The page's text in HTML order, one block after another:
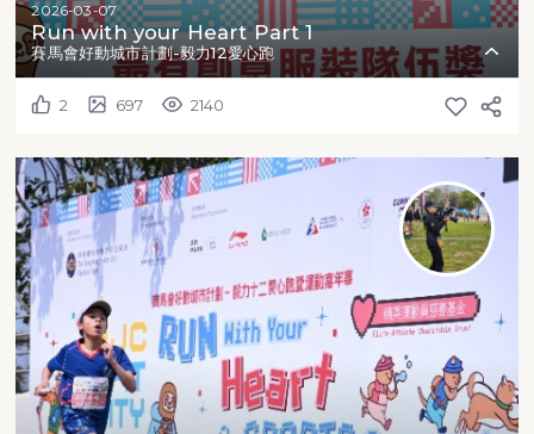
2026-03-07
Run with your Heart Part 1
賽馬會好動城市計劃-毅力12愛心跑
2 697 2140